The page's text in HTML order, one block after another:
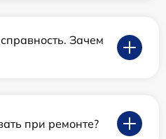
Зачем
при ремонте?